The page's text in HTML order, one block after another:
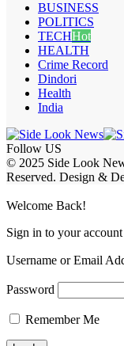
BUSINESS
POLITICS
TECHHot
HEALTH
Crime Record
Dindori
Health
India
Follow US
© 2025 Side Look
Reserved. Design &
Welcome Back!
Sign in to your account
Username or Email
Password
Remember Me